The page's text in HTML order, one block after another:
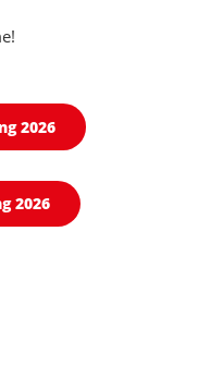
2026
2026